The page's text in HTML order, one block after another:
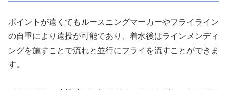
ポイントが遠くてもルースニングマーカーやフライライン
の自重により遠投が可能であり、着水後はラインメンディ
ングを施すことで流れと並行にフライを流すことができま
す。